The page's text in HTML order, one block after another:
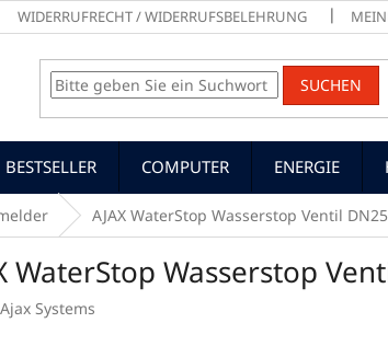
WIDERRUFRECHT / WIDERRUFSBELEHRUNG
SUCHEN
BESTSELLER COMPUTER ENERGIE
AJAX WaterStop Wasserstop Ventil
WaterStop Wasserstop
Ajax Systems